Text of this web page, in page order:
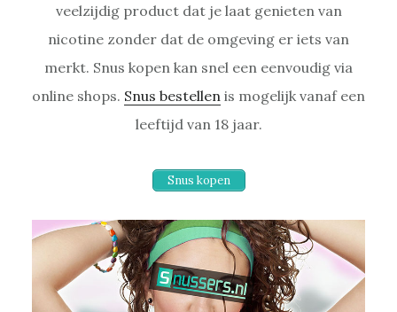
veelzijdig product dat je laat genieten van
nicotine zonder dat de omgeving er iets van
merkt. Snus kopen kan snel een eenvoudig via
online shops. Snus bestellen is mogelijk vanaf een
leeftijd van 18 jaar.
Snus kopen